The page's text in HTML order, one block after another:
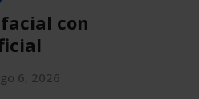
con
6, 2026